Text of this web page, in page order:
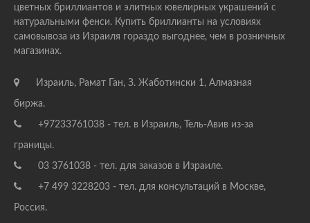
цветных бриллиантов и элитных ювелирных украшений с
натуральными фенси. Купить бриллианты на условиях
самовывоза из Израиля гораздо выгоднее, чем в розничных
магазинах.
Израиль, Рамат Ган, З. Жаботински 1, Алмазная
биржа.
+97233761038 - тел. в Израиль, Тель-Авив из-за
границы.
03 3761038 - тел. для заказов в Израиле.
+7 499 3228203 - тел. для консультаций в Москве,
Россия.